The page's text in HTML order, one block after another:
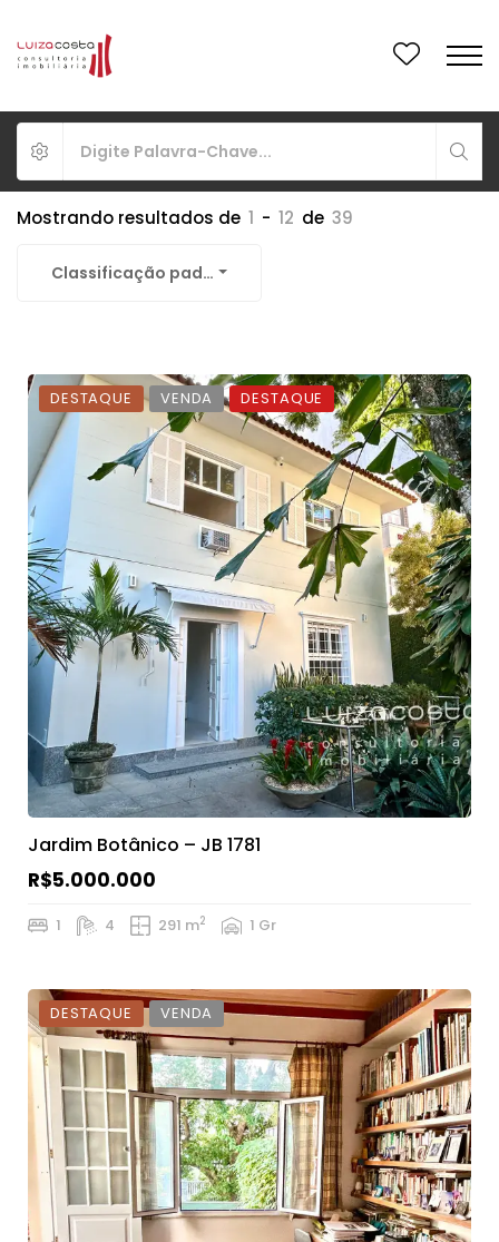
Mostrando resultados de 1 - 12 de 39
Classificação padrão
DESTAQUE VENDA DESTAQUE
Jardim Botânico – JB 1781
R$5.000.000
1 4 291 m2 1 Gr
DESTAQUE VENDA